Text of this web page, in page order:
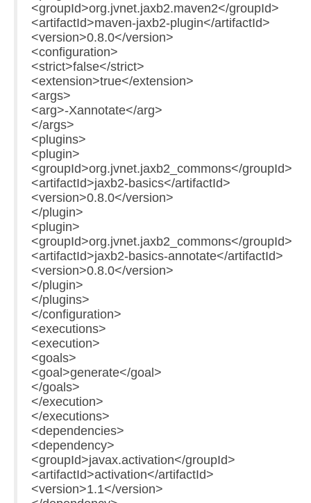
<groupId>org.jvnet.jaxb2.maven2</groupId>
<artifactId>maven-jaxb2-plugin</artifactId>
<version>0.8.0</version>
<configuration>
<strict>false</strict>
<extension>true</extension>
<args>
<arg>-Xannotate</arg>
</args>
<plugins>
<plugin>
<groupId>org.jvnet.jaxb2_commons</groupId>
<artifactId>jaxb2-basics</artifactId>
<version>0.8.0</version>
</plugin>
<plugin>
<groupId>org.jvnet.jaxb2_commons</groupId>
<artifactId>jaxb2-basics-annotate</artifactId>
<version>0.8.0</version>
</plugin>
</plugins>
</configuration>
<executions>
<execution>
<goals>
<goal>generate</goal>
</goals>
</execution>
</executions>
<dependencies>
<dependency>
<groupId>javax.activation</groupId>
<artifactId>activation</artifactId>
<version>1.1</version>